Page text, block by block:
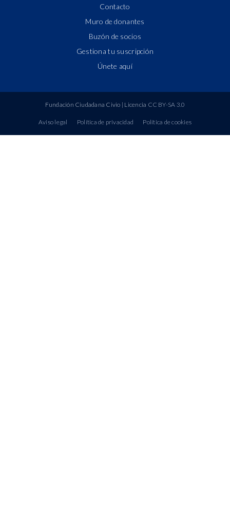
Contacto
Muro de donantes
Buzón de socios
Gestiona tu suscripción
Únete aquí
Fundación Ciudadana Civio | Licencia CC BY-SA 3.0
Aviso legal Política de privacidad Política de cookies